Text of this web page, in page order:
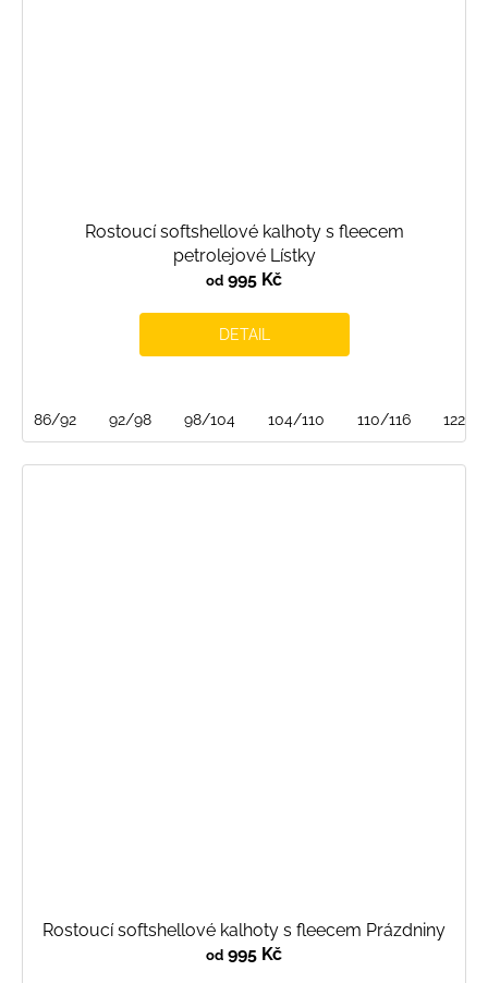
Rostoucí softshellové kalhoty s fleecem
petrolejové Lístky
od 995 Kč
DETAIL
86/92 92/98 98/104 104/110 110/116 122/
Rostoucí softshellové kalhoty s fleecem Prázdniny
od 995 Kč